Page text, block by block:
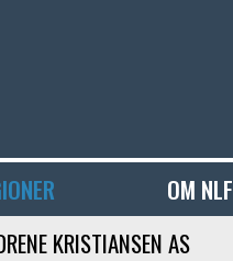
OM NLF
KRISTIANSEN AS